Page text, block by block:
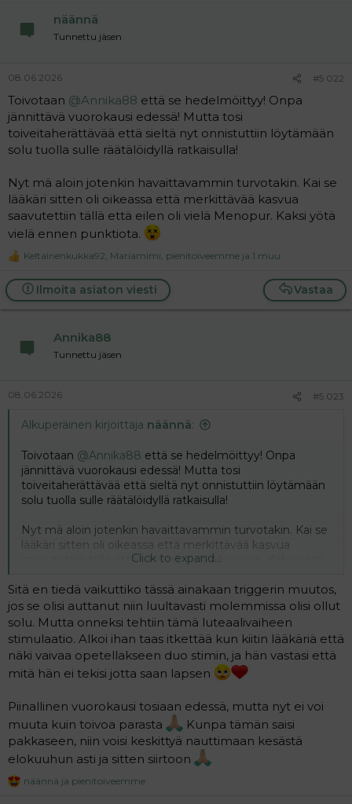
näännä
Tunnettu jäsen
08.06.2026 #5 022
Toivotaan @Annika88 että se hedelmöittyy! Onpa
jännittävä vuorokausi edessä! Mutta tosi
toiveitaherättävää että sieltä nyt onnistuttiin löytämään
solu tuolla sulle räätälöidyllä ratkaisulla!
Nyt mä aloin jotenkin havaittavammin turvotakin. Kai se
lääkäri sitten oli oikeassa että merkittävää kasvua
saavutettiin tällä että eilen oli vielä Menopur. Kaksi yötä
vielä ennen punktiota.
R
a
c
t
Keltainenkukka92 Mariamimi pienitoiveemme ja 1 muu
Vastaa
Ilmoita asiaton viesti
Annika88
Tunnettu jäsen
08.06.2026 #5 023
Alkuperäinen kirjoittaja näännä:
Toivotaan @Annika88 että se hedelmöittyy! Onpa
jännittävä vuorokausi edessä! Mutta tosi
toiveitaherättävää että sieltä nyt onnistuttiin löytämään
solu tuolla sulle räätälöidyllä ratkaisulla!
Nyt mä aloin jotenkin havaittavammin turvotakin. Kai se
lääkäri sitten oli oikeassa että merkittävää kasvua
saavutettiin tällä että eilen oli vielä Menopur. Kaksi yötä
Click to expand...
Sitä en tiedä vaikuttiko tässä ainakaan triggerin muutos,
jos se olisi auttanut niin luultavasti molemmissa olisi ollut
solu. Mutta onneksi tehtiin tämä luteaalivaiheen
stimulaatio. Alkoi ihan taas itkettää kun kiitin lääkäriä että
näki vaivaa opetellakseen duo stimin, ja hän vastasi että
mitä hän ei tekisi jotta saan lapsen
Piinallinen vuorokausi tosiaan edessä, mutta nyt ei voi
muuta kuin toivoa parasta
Kunpa tämän saisi
pakkaseen, niin voisi keskittyä nauttimaan kesästä
elokuuhun asti ja sitten siirtoon
R
näännä ja pienitoiveemme